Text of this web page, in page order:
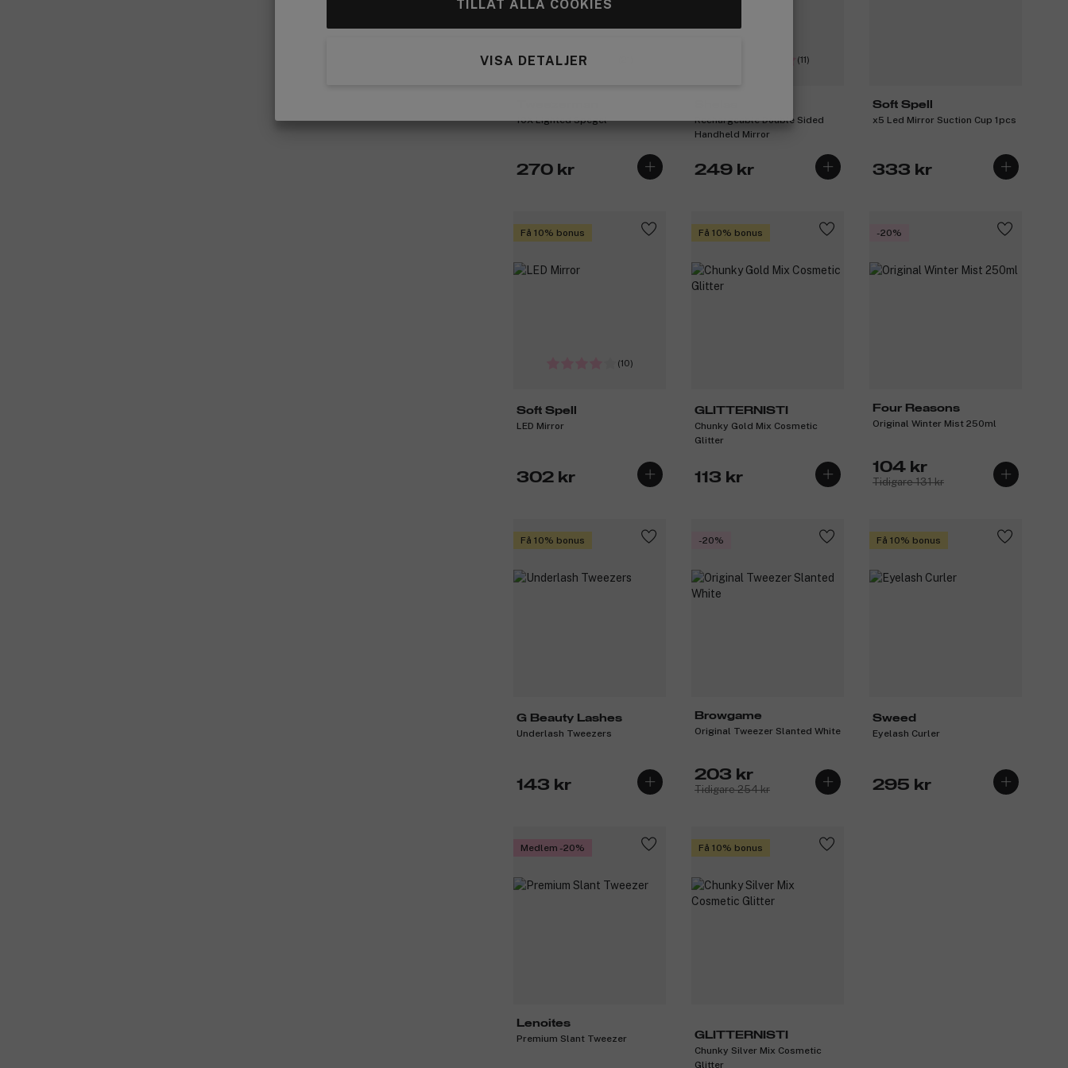
TILLÅT ALLA COOKIES
VISA DETALJER
10X Lighted Spegel
270 kr
(11)
Rechargeable Double Sided
Handheld Mirror
249 kr
Soft Spell
x5 Led Mirror Suction Cup 1pcs
333 kr
Få 10% bonus
(10)
Soft Spell
LED Mirror
302 kr
Få 10% bonus
GLITTERNISTI
Chunky Gold Mix Cosmetic
Glitter
113 kr
-20%
Four Reasons
Original Winter Mist 250ml
104 kr
Tidigare 131 kr
Få 10% bonus
G Beauty Lashes
Underlash Tweezers
143 kr
-20%
Browgame
Original Tweezer Slanted White
203 kr
Tidigare 254 kr
Få 10% bonus
Sweed
Eyelash Curler
295 kr
Medlem -20%
Lenoites
Premium Slant Tweezer
Få 10% bonus
GLITTERNISTI
Chunky Silver Mix Cosmetic
Glitter